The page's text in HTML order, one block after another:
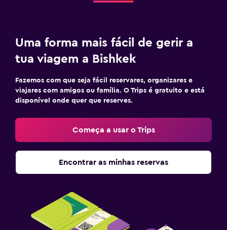
Uma forma mais fácil de gerir a
tua viagem a Bishkek
Fazemos com que seja fácil reservares, organizares e
viajares com amigos ou família. O Trips é gratuito e está
disponível onde quer que reserves.
Começa a usar o Trips
Encontrar as minhas reservas